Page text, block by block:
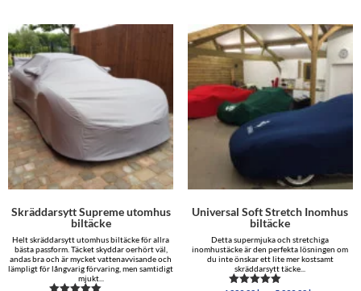
Skräddarsytt Supreme utomhus
biltäcke
Helt skräddarsytt utomhus biltäcke för allra
bästa passform. Täcket skyddar oerhört väl,
andas bra och är mycket vattenavvisande och
lämpligt för långvarig förvaring, men samtidigt
mjukt...
Universal Soft Stretch Inomhus
biltäcke
Detta supermjuka och stretchiga
inomhustäcke är den perfekta lösningen om
du inte önskar ett lite mer kostsamt
skräddarsytt täcke...